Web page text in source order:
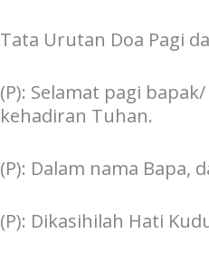
Tata Urutan Doa Pagi
(P): Selamat pagi
kehadiran Tuhan.
(P): Dalam nama Bapa,
(P): Dikasihilah Hati